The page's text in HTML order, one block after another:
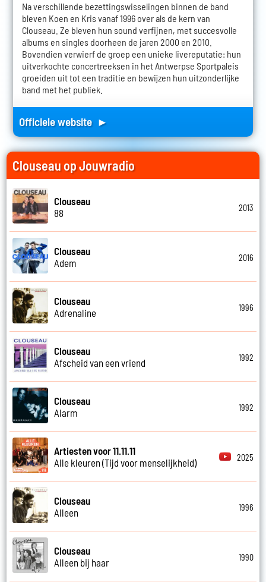
Na verschillende bezettingswisselingen binnen de band
bleven Koen en Kris vanaf 1996 over als de kern van
Clouseau. Ze bleven hun sound verfijnen, met succesvolle
albums en singles doorheen de jaren 2000 en 2010.
Bovendien verwierf de groep een unieke livereputatie: hun
uitverkochte concertreeksen in het Antwerpse Sportpaleis
groeiden uit tot een traditie en bewijzen hun uitzonderlijke
band met het publiek.
Officiele website ►
Clouseau op Jouwradio
Clouseau
88
2013
Clouseau
Adem
2016
Clouseau
Adrenaline
1996
Clouseau
Afscheid van een vriend
1992
Clouseau
Alarm
1992
Artiesten voor 11.11.11
Alle kleuren (Tijd voor menselijkheid)
2025
Clouseau
Alleen
1996
Clouseau
Alleen bij haar
1990